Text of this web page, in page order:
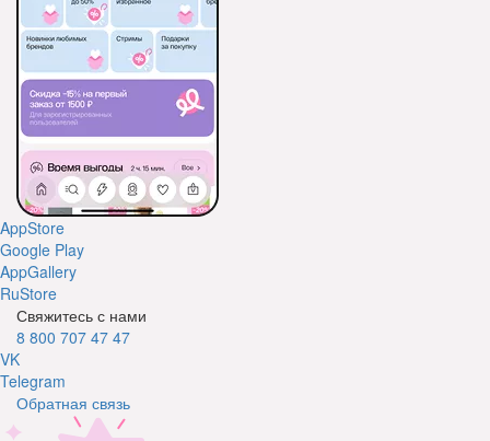
AppStore
Google Play
AppGallery
RuStore
Свяжитесь с нами
8 800 707 47 47
VK
Telegram
Обратная связь